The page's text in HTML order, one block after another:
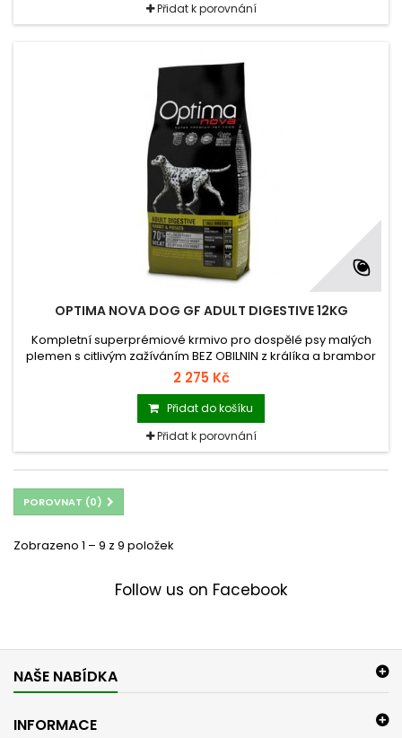
Přidat k porovnání
OPTIMA NOVA DOG GF ADULT DIGESTIVE 12KG
Kompletní superprémiové krmivo pro dospělé psy malých
plemen s citlivým zažíváním BEZ OBILNIN z králíka a brambor
2 275 Kč
Přidat do košíku
Přidat k porovnání
POROVNAT (0)
Zobrazeno 1 – 9 z 9 položek
Follow us on Facebook
NAŠE NABÍDKA
INFORMACE